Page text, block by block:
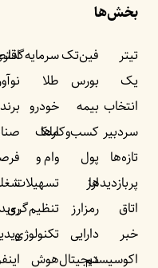
بخش‌ها
تیتر
یک
انتخاب
سردبیر
تازه‌ها
پربازدید‌ها
اتاق
خبر
اکوسیستم
فین‌تک
بورس
بیمه
کسب‌وکار‌ها
پول
ارز
رمزارز
دارایی
دیجیتال
طلا
خودرو
ملک
وام و
تسهیلات
تنظیم‌گری
تکنولوژی
هوش